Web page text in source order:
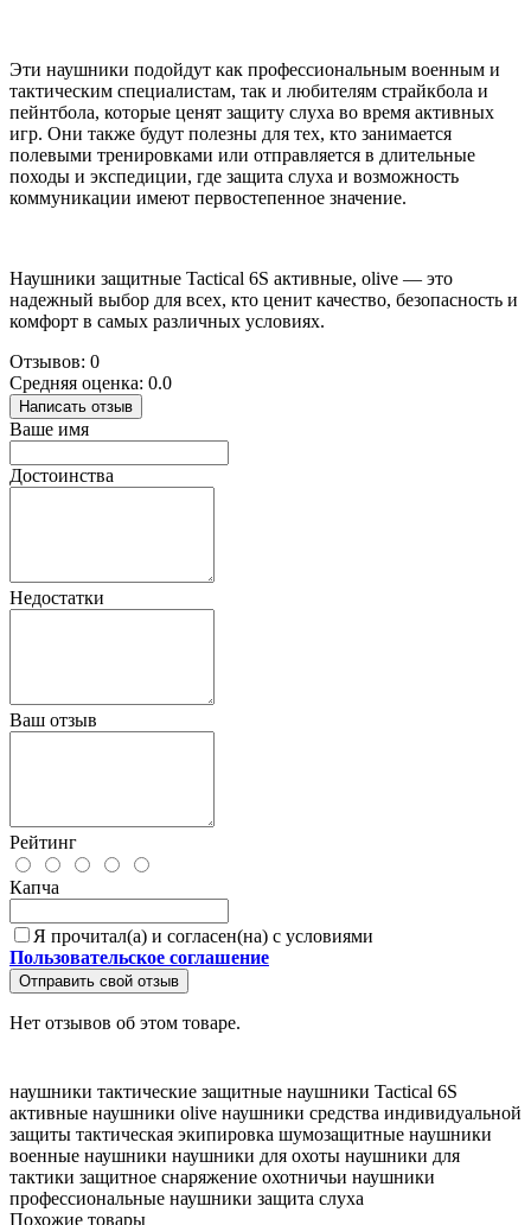
Эти наушники подойдут как профессиональным военным и
тактическим специалистам, так и любителям страйкбола и
пейнтбола, которые ценят защиту слуха во время активных
игр. Они также будут полезны для тех, кто занимается
полевыми тренировками или отправляется в длительные
походы и экспедиции, где защита слуха и возможность
коммуникации имеют первостепенное значение.
Наушники защитные Tactical 6S активные, olive — это
надежный выбор для всех, кто ценит качество, безопасность и
комфорт в самых различных условиях.
Отзывов: 0
Средняя оценка: 0.0
Написать отзыв
Ваше имя
Достоинства
Недостатки
Ваш отзыв
Рейтинг
Капча
Я прочитал(а) и согласен(на) с условиями
Пользовательское соглашение
Отправить свой отзыв
Нет отзывов об этом товаре.
наушники тактические защитные наушники Tactical 6S
активные наушники olive наушники средства индивидуальной
защиты тактическая экипировка шумозащитные наушники
военные наушники наушники для охоты наушники для
тактики защитное снаряжение охотничьи наушники
профессиональные наушники защита слуха
Похожие товары